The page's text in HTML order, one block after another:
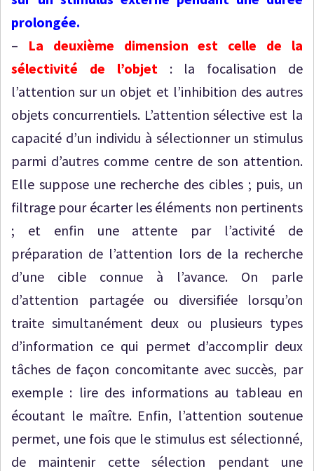
prolongée.
– La deuxième dimension est celle de la
sélectivité de l’objet: la focalisation de
l’attention sur un objet et l’inhibition des autres
objets concurrentiels. L’attention sélective est la
capacité d’un individu à sélectionner un stimulus
parmi d’autres comme centre de son attention.
Elle suppose une recherche des cibles ; puis, un
filtrage pour écarter les éléments non pertinents
; et enfin une attente par l’activité de
préparation de l’attention lors de la recherche
d’une cible connue à l’avance. On parle
d’attention partagée ou diversifiée lorsqu’on
traite simultanément deux ou plusieurs types
d’information ce qui permet d’accomplir deux
tâches de façon concomitante avec succès, par
exemple : lire des informations au tableau en
écoutant le maître. Enfin, l’attention soutenue
permet, une fois que le stimulus est sélectionné,
de maintenir cette sélection pendant une